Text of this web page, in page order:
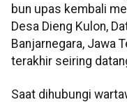
bun upas kembali
Desa Dieng Kulon,
Banjarnegara, Jawa
terakhir seiring
Saat dihubungi